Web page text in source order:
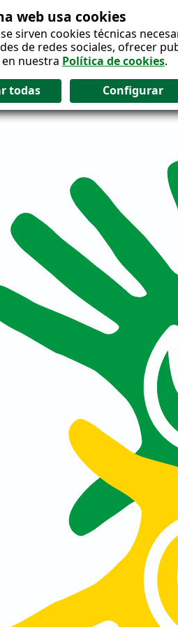
web usa cookies
sirven cookies técnicas
de redes sociales, ofrecer
nuestra Política de cookies.